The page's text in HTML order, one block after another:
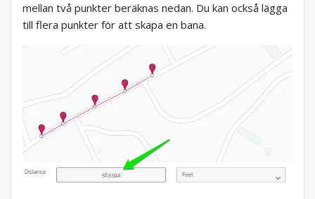
mellan två punkter beräknas nedan. Du kan också lägga
till flera punkter för att skapa en bana.